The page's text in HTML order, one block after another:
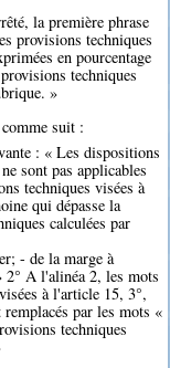
la première phrase
provisions techniques
en pourcentage
techniques
»
suit :
: « Les dispositions
sont pas applicables
techniques visées à
qui dépasse la
calculées par
- de la marge à
2° A l'alinéa 2, les mots
à l'article 15, 3°,
par les mots «
techniques